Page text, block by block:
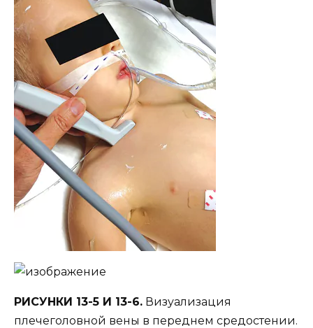
РИСУНКИ 13-5 И 13-6. Визуализация
плечеголовной вены в переднем средостении.